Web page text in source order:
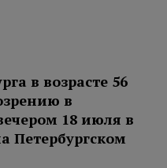
в возрасте 56
в
18 июля в
Петербургском